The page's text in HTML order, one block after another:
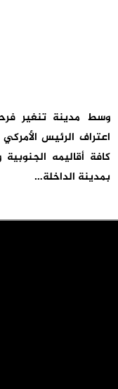
وسط مدينة تنغير
اعتراف الرئيس
كافة أقاليمه الجنوبية
بمدينة الداخلة…